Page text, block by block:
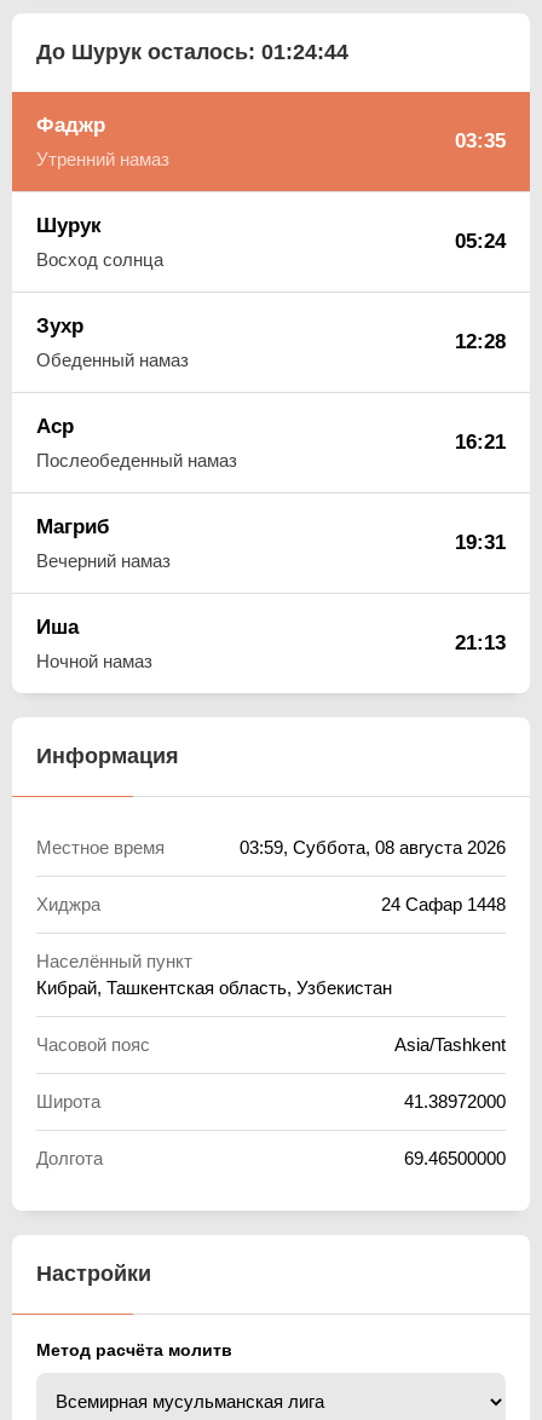
До Шурук осталось: 01:24:43
Фаджр
Утренний намаз
03:35
Шурук
Восход солнца
05:24
Зухр
Обеденный намаз
12:28
Аср
Послеобеденный намаз
16:21
Магриб
Вечерний намаз
19:31
Иша
Ночной намаз
21:13
Информация
Местное время 03:59, Суббота, 08 августа 2026
Хиджра 24 Сафар 1448
Населённый пункт
Кибрай, Ташкентская область, Узбекистан
Часовой пояс Asia/Tashkent
Широта 41.38972000
Долгота 69.46500000
Настройки
Метод расчёта молитв